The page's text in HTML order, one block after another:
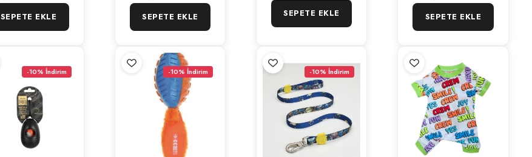
SEPETE EKLE SEPETE EKLE SEPETE EKLE SEPETE EKLE
-10% İndirim -10% İndirim -10% İndirim